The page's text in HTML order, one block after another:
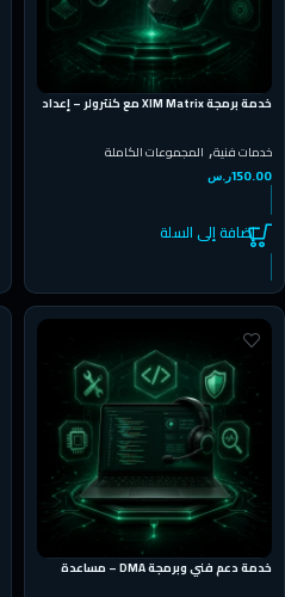
خدمة برمجة XIM Matrix مع كنترولر – إعداد
خدمات فنية, المجموعات الكاملة
150.00ر.س
إضافة إلى السلة
خدمة دعم فني وبرمجة DMA – مساعدة